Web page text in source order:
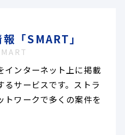
「SMART」
インターネット上に掲載
るサービスです。ストラ
トワークで多くの案件を